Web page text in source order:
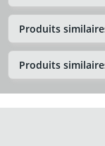
Produits
Produits